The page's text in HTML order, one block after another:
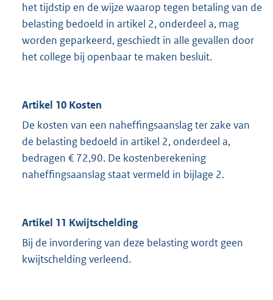
het tijdstip en de wijze waarop tegen betaling van de
belasting bedoeld in artikel 2, onderdeel a, mag
worden geparkeerd, geschiedt in alle gevallen door
het college bij openbaar te maken besluit.
Artikel 10 Kosten
De kosten van een naheffingsaanslag ter zake van
de belasting bedoeld in artikel 2, onderdeel a,
bedragen € 72,90. De kostenberekening
naheffingsaanslag staat vermeld in bijlage 2.
Artikel 11 Kwijtschelding
Bij de invordering van deze belasting wordt geen
kwijtschelding verleend.